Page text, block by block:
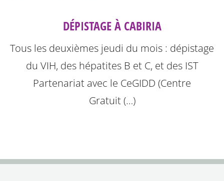
DÉPISTAGE À CABIRIA
Tous les deuxièmes jeudi du mois : dépistage
du VIH, des hépatites B et C, et des IST
Partenariat avec le CeGIDD (Centre
Gratuit (…)